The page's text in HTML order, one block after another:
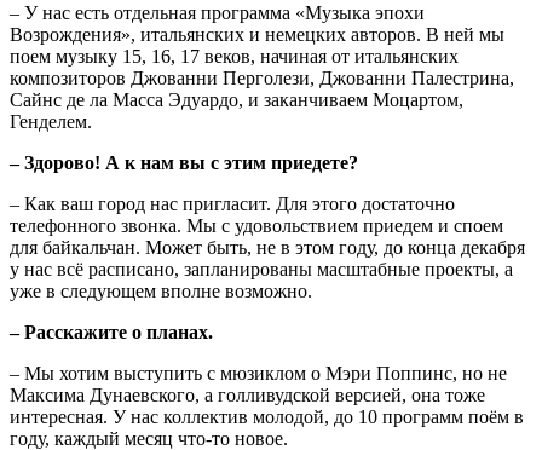
– У нас есть отдельная программа «Музыка эпохи
Возрождения», итальянских и немецких авторов. В ней мы
поем музыку 15, 16, 17 веков, начиная от итальянских
композиторов Джованни Перголези, Джованни Палестрина,
Сайнс де ла Масса Эдуардо, и заканчиваем Моцартом,
Генделем.
– Здорово! А к нам вы с этим приедете?
– Как ваш город нас пригласит. Для этого достаточно
телефонного звонка. Мы с удовольствием приедем и споем
для байкальчан. Может быть, не в этом году, до конца декабря
у нас всё расписано, запланированы масштабные проекты, а
уже в следующем вполне возможно.
– Расскажите о планах.
– Мы хотим выступить с мюзиклом о Мэри Поппинс, но не
Максима Дунаевского, а голливудской версией, она тоже
интересная. У нас коллектив молодой, до 10 программ поём в
году, каждый месяц что-то новое.